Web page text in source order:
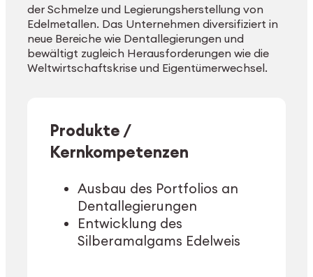
der Schmelze und Legierungsherstellung von
Edelmetallen. Das Unternehmen diversifiziert in
neue Bereiche wie Dentallegierungen und
bewältigt zugleich Herausforderungen wie die
Weltwirtschaftskrise und Eigentümerwechsel.
Produkte /
Kernkompetenzen
Ausbau des Portfolios an
Dentallegierungen
Entwicklung des
Silberamalgams Edelweis